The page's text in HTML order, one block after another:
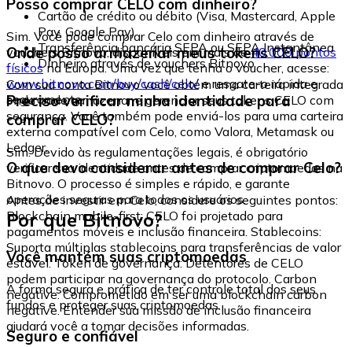
Cartão de crédito ou débito (Visa, Mastercard, Apple
Pay, Google Pay)
Transferência bancária SEPA ou SEPA Instantânea
Dinheiro através de vouchers Bitnovo
Posso comprar CELO com dinheiro?
Sim. Você pode comprar Celo com dinheiro através de
vouchers Bitnovo, disponíveis em mais de40.000 pontos
físicosna Europa. Uma vez que tenha o voucher, acesse:
www.bitnovo.com/buy/cash/celo/e resgate-o rápida e
seguramente.
Onde posso armazenar meus tokens CELO?
Com sua conta Bitnovo você obtém uma carteira integrada
onde pode armazenar e gerenciar seus tokens CELO com
segurança. Você também pode enviá-los para uma carteira
externa compatível com Celo, como Valora, Metamask ou
Ledger.
Preciso verificar minha identidade para
comprar CELO?
Sim. Devido às regulamentações legais, é obrigatório
verificar sua identidade antes de comprar criptomoedas na
Bitnovo. O processo é simples e rápido, e garante
operações seguras para todos os usuários.
O que devo considerar antes de comprar Celo?
Antes de investir em Celo, considere os seguintes pontos:
Blockchain mobile-first: CELO foi projetado para
pagamentos móveis e inclusão financeira. Stablecoins:
Suporta múltiplas stablecoins para transferências de valor
estável. Token de governança: Detentores de CELO
podem participar na governança do protocolo. Carbon
negative: Comprometido em ser uma blockchain carbon
negative. Entender sua missão de inclusão financeira
ajudará você a tomar decisões informadas.
Por que Bitnovo?
Você mantém suas criptomoedas
A forma segura e prática de ter controle total dos seus
fundos e proteger suas criptomoedas.
Seguro e confiável